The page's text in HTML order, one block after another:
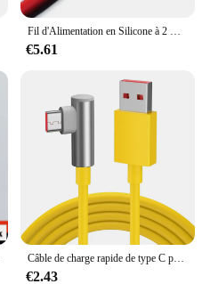
Fil d'Alimentation en Silicone à 2 Broches, Câble Électrique Super Doux, Résistant à la Chaleur, pour Moteur de Voiture, 18 20 22 24 26 AWG, 5m 10m 20m 50m
€5.61
Câble de charge rapide de type C pour Xiaomi Redmi Note 11T 12 13 POCO X5 Pro Mi Turbo, coude résistant 90, Snap67 W, 120W, 1m, 1.8m
€2.43